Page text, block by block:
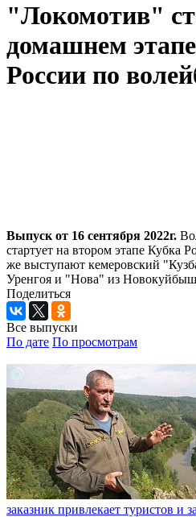
"Локомотив"
домашнем
России по
Выпуск от 16 сентября 2022г.
стартует на втором этапе Кубка
же выступают кемеровский
Уренгоя и "Нова" из
Поделиться
Все выпуски
По дате По просмотрам
заказник привлекает туристов и